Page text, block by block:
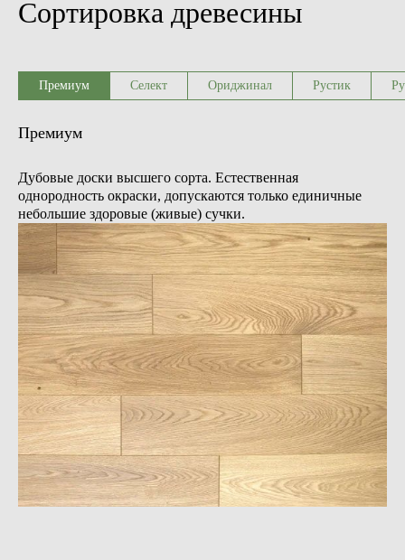
Сортировка древесины
Премиум Селект Ориджинал Рустик
Премиум
Дубовые доски высшего сорта. Естественная
однородность окраски, допускаются только единичные
небольшие здоровые (живые) сучки.